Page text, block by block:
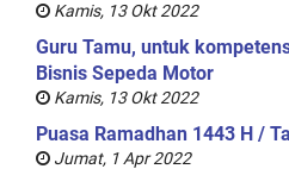
Kamis, 13 Okt 2022
Guru Tamu, untuk
Bisnis Sepeda Motor
Kamis, 13 Okt 2022
Puasa Ramadhan 1443 H /
Jumat, 1 Apr 2022